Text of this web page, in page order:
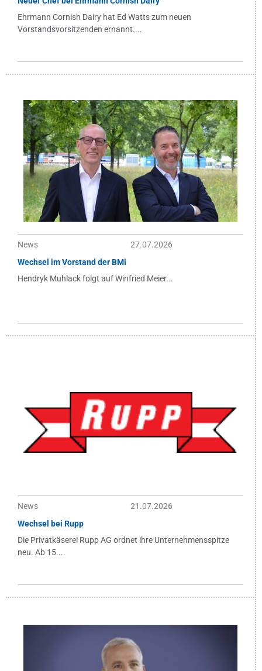
Ehrmann Cornish Dairy hat Ed Watts zum neuen
Vorstandsvorsitzenden ernannt....
News
27.07.2026
Wechsel im Vorstand der BMi
Hendryk Muhlack folgt auf Winfried Meier...
News
21.07.2026
Wechsel bei Rupp
Die Privatkäserei Rupp AG ordnet ihre Unternehmensspitze
neu. Ab 15....